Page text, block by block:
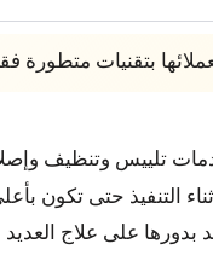
بتقنيات متطورة
تلييس وتنظيف
التنفيذ حتى تكون
بدورها على علاج